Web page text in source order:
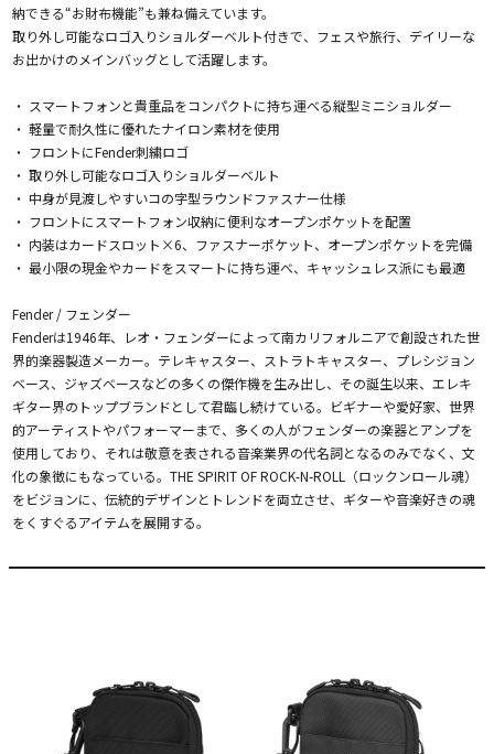
納できる“お財布機能”も兼ね備えています。
取り外し可能なロゴ入りショルダーベルト付きで、フェスや旅行、デイリーな
お出かけのメインバッグとして活躍します。
・ スマートフォンと貴重品をコンパクトに持ち運べる縦型ミニショルダー
・ 軽量で耐久性に優れたナイロン素材を使用
・ フロントにFender刺繍ロゴ
・ 取り外し可能なロゴ入りショルダーベルト
・ 中身が見渡しやすいコの字型ラウンドファスナー仕様
・ フロントにスマートフォン収納に便利なオープンポケットを配置
・ 内装はカードスロット×6、ファスナーポケット、オープンポケットを完備
・ 最小限の現金やカードをスマートに持ち運べ、キャッシュレス派にも最適
Fender / フェンダー
Fenderは1946年、レオ・フェンダーによって南カリフォルニアで創設された世
界的楽器製造メーカー。テレキャスター、ストラトキャスター、プレシジョン
ベース、ジャズベースなどの多くの傑作機を生み出し、その誕生以来、エレキ
ギター界のトップブランドとして君臨し続けている。ビギナーや愛好家、世界
的アーティストやパフォーマーまで、多くの人がフェンダーの楽器とアンプを
使用しており、それは敬意を表される音楽業界の代名詞となるのみでなく、文
化の象徴にもなっている。THE SPIRIT OF ROCK-N-ROLL（ロックンロール魂）
をビジョンに、伝統的デザインとトレンドを両立させ、ギターや音楽好きの魂
をくすぐるアイテムを展開する。